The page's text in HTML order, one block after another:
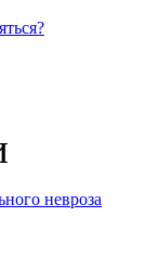
невроза